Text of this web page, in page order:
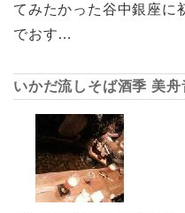
てみたかった谷中銀座
でおす…
いかだ流しそば酒季 美